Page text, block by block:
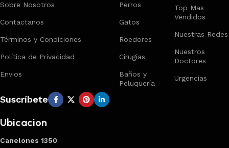
Sobre Nosotros
Contactanos
Términos y Condiciones
Política de Privacidad
Envios
Perros
Gatos
Roedores
Cirugías
Baños y
Peluquería
Top Mas
Vendidos
Nuestras Redes
Nuestros
Doctores
Urgencias
Suscríbete
Ubicacion
Canelones 1350